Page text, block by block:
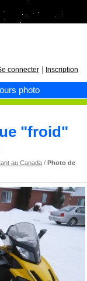
photo
connecter Inscription
"froid"
au Canada /Photo de